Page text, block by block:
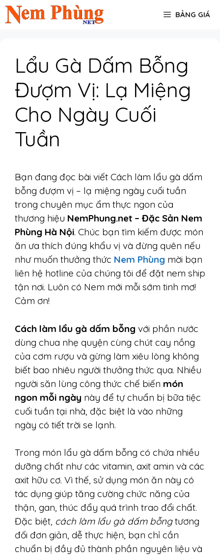
Chuyển
đến
BẢNG GIÁ
Lẩu Gà Dấm Bỗng
Đượm Vị: Lạ Miệng
Cho Ngày Cuối
Tuần
Bạn đang đọc bài viết Cách làm lẩu gà dấm
bỗng đượm vị – lạ miệng ngày cuối tuần
trong chuyên mục ẩm thực ngon của
thương hiệu NemPhung.net – Đặc Sản Nem
Phùng Hà Nội. Chúc bạn tìm kiếm được món
ăn ưa thích đúng khẩu vị và đừng quên nếu
như muốn thưởng thức Nem Phùng mời bạn
liên hệ hotline của chúng tôi để đặt nem ship
tận nơi. Luôn có Nem mới mỗi sớm tinh mơ!
Cảm ơn!
Cách làm lẩu gà dấm bỗng với phần nước
dùng chua nhẹ quyện cùng chút cay nồng
của cơm rượu và gừng làm xiêu lòng không
biết bao nhiêu người thưởng thức qua. Nhiều
người săn lùng công thức chế biến món
ngon mỗi ngày này để tự chuẩn bị bữa tiệc
cuối tuần tại nhà, đặc biệt là vào những
ngày có tiết trời se lạnh.
Trong món lẩu gà dấm bỗng có chứa nhiều
dưỡng chất như các vitamin, axit amin và các
axit hữu cơ. Vì thế, sử dụng món ăn này có
tác dụng giúp tăng cường chức năng của
thận, gan, thúc đẩy quá trình trao đổi chất.
Đặc biệt, cách làm lẩu gà dấm bỗngtương
đối đơn giản, dễ thực hiện, bạn chỉ cần
chuẩn bị đầy đủ thành phần nguyên liệu và